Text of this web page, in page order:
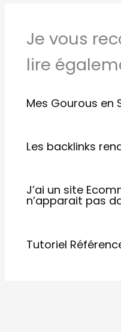
Je vous
lire
Mes Gourous en
Les backlinks
J’ai un site
n’apparait pas
Tutoriel